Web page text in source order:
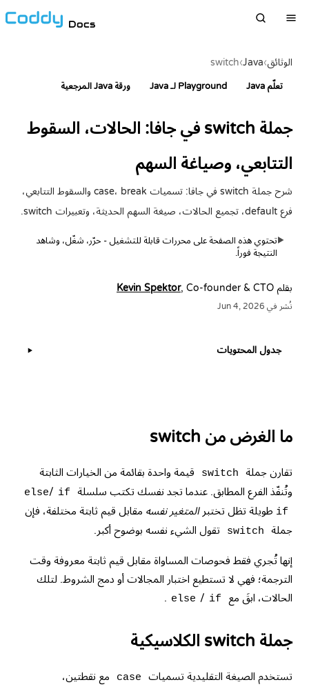
Docs
الوثائق›
Java
›
switch
تعلّم Java Playground لـ Java ورقة Java المرجعية
جملة switch في جافا: الحالات، السقوط
التتابعي، وصياغة السهم
شرح جملة switch في جافا: تسميات case، break والسقوط التتابعي،
فرع default، تجميع الحالات، صيغة السهم الحديثة، وتعبيرات switch.
▶تحتوي هذه الصفحة على محررات قابلة للتشغيل - حرّر، شغّل، وشاهد
النتيجة فوراً.
بقلم Kevin Spektor, Co-founder & CTO
نُشر في Jun 4, 2026
ما الغرض من switch
تقارن جملة switch
قيمة واحدة بقائمة من الخيارات الثابتة
وتُنفّذ الفرع المطابق. عندما تجد نفسك تكتب سلسلة
if
/
else
if طويلة تظل تختبرالمتغير نفسه مقابل قيم ثابتة مختلفة، فإن
جملة
switch تقول الشيء نفسه بوضوح أكبر.
إنها تُجري فقط فحوصات المساواة مقابل قيم ثابتة معروفة وقت
الترجمة؛ فهي لا تستطيع اختبار المجالات أو دمج الشروط. لتلك
الحالات، ابقَ مع
if
/
else
.
جملة switch الكلاسيكية
تستخدم الصيغة التقليدية تسميات case
مع نقطتين،
جدول المحتويات ▶